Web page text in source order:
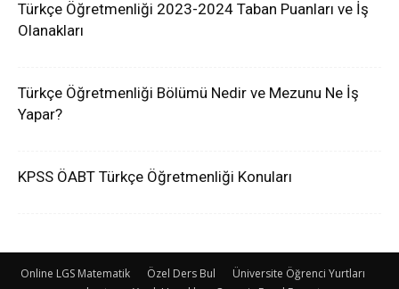
Türkçe Öğretmenliği 2023-2024 Taban Puanları ve İş
Olanakları
Türkçe Öğretmenliği Bölümü Nedir ve Mezunu Ne İş
Yapar?
KPSS ÖABT Türkçe Öğretmenliği Konuları
Online LGS Matematik Özel Ders Bul
Üniversite Öğrenci Yurtları